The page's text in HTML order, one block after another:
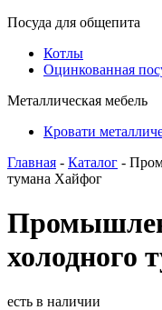
Посуда для общепита
Котлы
Оцинкованная
Металлическая мебель
Кровати
Главная - Каталог -
тумана Хайфог
холодного
есть в наличии